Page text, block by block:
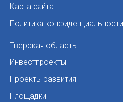
Карта сайта
Политика конфиденциальности
Тверская область
Инвестпроекты
Проекты развития
Площадки